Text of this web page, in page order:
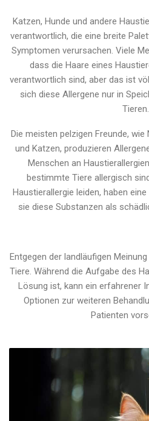
Katzen, Hunde und andere
verantwortlich, die eine breite
Symptomen verursachen. Viele
dass die Haare eines
verantwortlich sind, aber das ist
sich diese Allergene nur in
Tieren.
Die meisten pelzigen Freunde, wie
und Katzen, produzieren
Menschen an
bestimmte Tiere allergisch
Haustierallergie leiden, haben
sie diese Substanzen als
Entgegen der landläufigen
Tiere. Während die Aufgabe des
Lösung ist, kann ein erfahrener
Optionen zur weiteren
Patienten